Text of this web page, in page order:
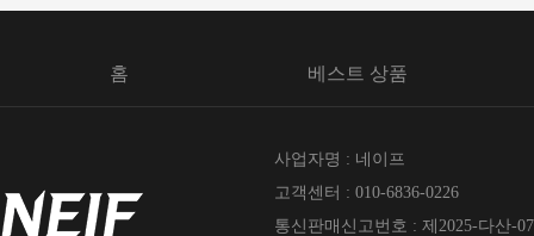
홈 베스트 상품
사업자명 : 네이프
고객센터 : 010-6836-0226
통신판매신고번호 : 제2025-다산-